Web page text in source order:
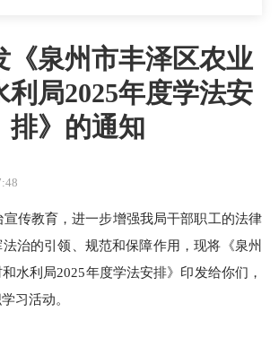
《泉州市丰泽区农业
利局2025年度学法安
排》的通知
宣传教育，进一步增强我局干部职工的法律
治的引领、规范和保障作用，现将《泉州
水利局2025年度学法安排》印发给你们，
习活动。